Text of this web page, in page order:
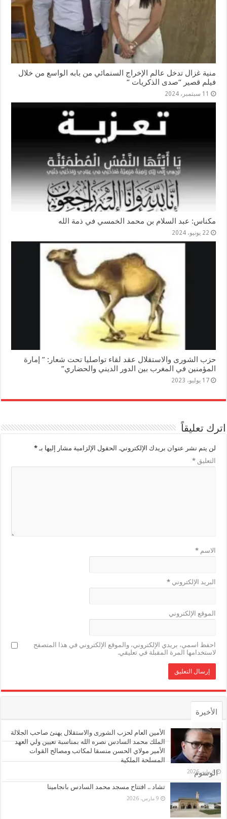
منية غزال تدخل عالم الإخراج السنمائي من بابه الواسع من خلال
فيلم قصير “صدى الذكريات “
11 سبتمبر، 2024
مكناس: عبد السلام بن محمد الخمسي في ذمة الله
22 يونيو، 2024
حزب الشورى والاستقلال عقد لقاء تواصليا تحت شعار: ” إمارة
المؤمنين في المغرب بين الدور الديني والحضاري”
17 يوليو، 2023
اترك تعليقاً
لن يتم نشر عنوان بريدك الإلكتروني. الحقول الإلزامية مشار إليها بـ*
التعليق*
الاسم*
البريد الإلكتروني*
الموقع الإلكتروني
احفظ اسمي، بريدي الإلكتروني، والموقع الإلكتروني في هذا المتصفح
لاستخدامها المرة المقبلة في تعليقي.
الأخيرة
الأشهر
تعليقات
الوسوم
الأمين العام لحزب الشورى والاستقلال يهنئ صاحب الجلالة
الملك محمد السادس نصره الله بمناسبة تعيين ولي العهد
الأمير مولاي الحسن منسقا لمكاتب ومصالح القوات
المسلحة الملكية
4 مايو، 2026
تشاد .. افتتاح مسجد محمد السادس بانجامينا
9 مارس، 2026